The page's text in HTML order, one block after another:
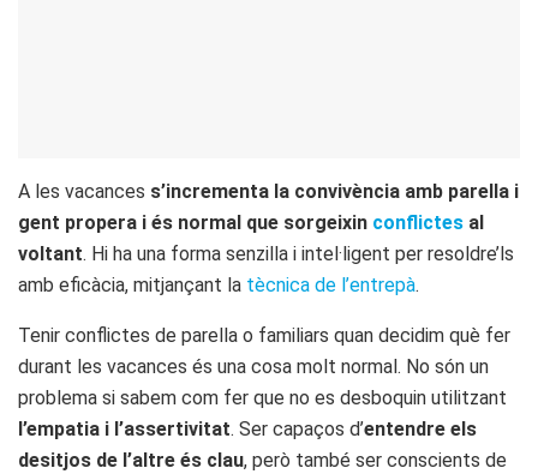
A les vacances s’incrementa la convivència amb parella i
gent propera i és normal que sorgeixin conflictes al
voltant. Hi ha una forma senzilla i intel·ligent per resoldre’ls
amb eficàcia, mitjançant la tècnica de l’entrepà.
Tenir conflictes de parella o familiars quan decidim què fer
durant les vacances és una cosa molt normal. No són un
problema si sabem com fer que no es desboquin utilitzant
l’empatia i l’assertivitat. Ser capaços d’entendre els
desitjos de l’altre és clau, però també ser conscients de